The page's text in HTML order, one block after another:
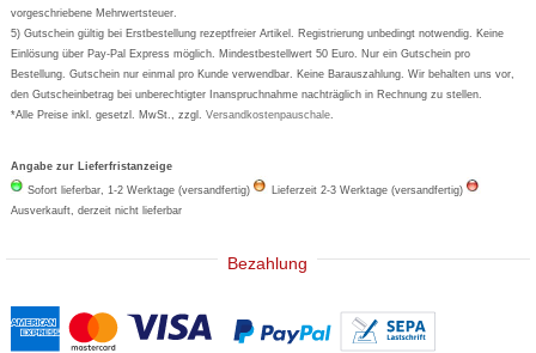
Eucerin
Basica
vorgeschriebene Mehrwertsteuer.
5) Gutschein gültig bei Erstbestellung rezeptfreier Artikel. Registrierung unbedingt notwendig. Keine
Einlösung über Pay-Pal Express möglich. Mindestbestellwert 50 Euro. Nur ein Gutschein pro
Bestellung. Gutschein nur einmal pro Kunde verwendbar. Keine Barauszahlung. Wir behalten uns vor,
den Gutscheinbetrag bei unberechtigter Inanspruchnahme nachträglich in Rechnung zu stellen.
*Alle Preise inkl. gesetzl. MwSt., zzgl.Versandkostenpauschale
Angabe zur Lieferfristanzeige
Sofort lieferbar, 1-2 Werktage (versandfertig)
Lieferzeit 2-3 Werktage (versandfertig)
Ausverkauft, derzeit nicht lieferbar
Bezahlung